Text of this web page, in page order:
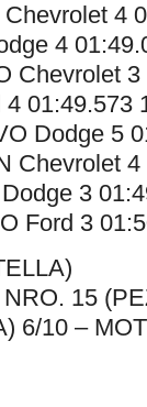
4
4
Chevrolet
01:49.573
Dodge 5
Chevrolet
3
Ford 3
15
6/10 –